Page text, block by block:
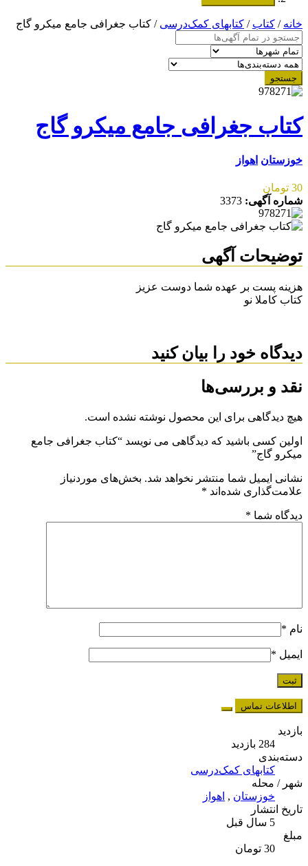
خانه/ کتاب/ کتابهای کمک‌درسی / کتاب جغرافی جامع میکرو گاج
جستجو
کتاب جغرافی جامع میکرو گاج
خوزستان اهواز
30 تومان
شماره آگهی: 3373
توضیحات آگهی
هزینه پست بر عهده شما دوست عزیز
کتاب کاملا نو
دیدگاه خود را بیان کنید
نقد و بررسی‌ها
هیچ دیدگاهی برای این محصول نوشته نشده است.
اولین کسی باشید که دیدگاهی می نویسد “کتاب جغرافی جامع
میکرو گاج”
نشانی ایمیل شما منتشر نخواهد شد.بخش‌های موردنیاز
علامت‌گذاری شده‌اند *
دیدگاه شما *
نام *
ایمیل *
اطلاعات تماس
بازدید
284 بازدید
دسته‌بندی
کتابهای کمک‌درسی
شهر / محله
خوزستان, اهواز
تاریخ انتشار
5 سال قبل
مبلغ
30 تومان